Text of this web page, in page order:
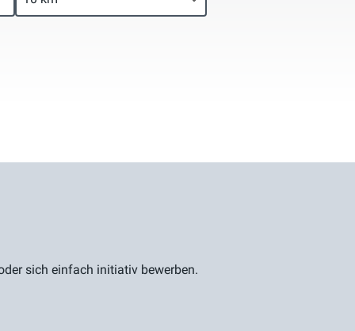
sich einfach initiativ bewerben.